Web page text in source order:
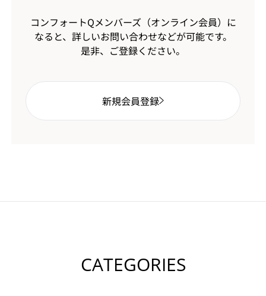
コンフォートQメンバーズ（オンライン会員）に
なると、 詳しいお問い合わせなどが可能です。
是非、ご登録ください。
新規会員登録
CATEGORIES